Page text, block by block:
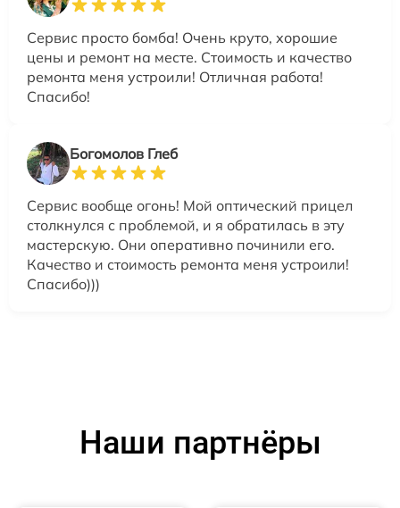
Сервис просто бомба! Очень круто, хорошие
цены и ремонт на месте. Стоимость и качество
ремонта меня устроили! Отличная работа!
Спасибо!
Богомолов Глеб
Сервис вообще огонь! Мой оптический прицел
столкнулся с проблемой, и я обратилась в эту
мастерскую. Они оперативно починили его.
Качество и стоимость ремонта меня устроили!
Спасибо)))
Наши партнёры